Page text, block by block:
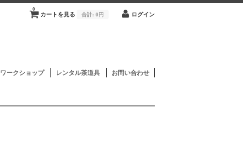
カートを見る
0
合計: 0円 ログイン
ワークショップ レンタル茶道具 お問い合わせ